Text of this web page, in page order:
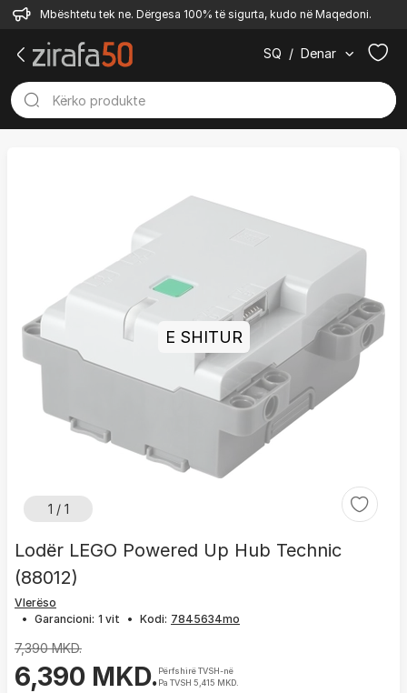
Mbështetu tek ne. Dërgesa 100% të sigurta, kudo në Maqedoni.
SQ / Denar
1 / 1
E SHITUR
Lodër LEGO Powered Up Hub Technic
(88012)
Vlerëso
• Garancioni: 1 vit • Kodi:
7,390 MKD.
6,390 MKD.Përfshirë TVSH-në
Pa TVSH 5,415 MKD.